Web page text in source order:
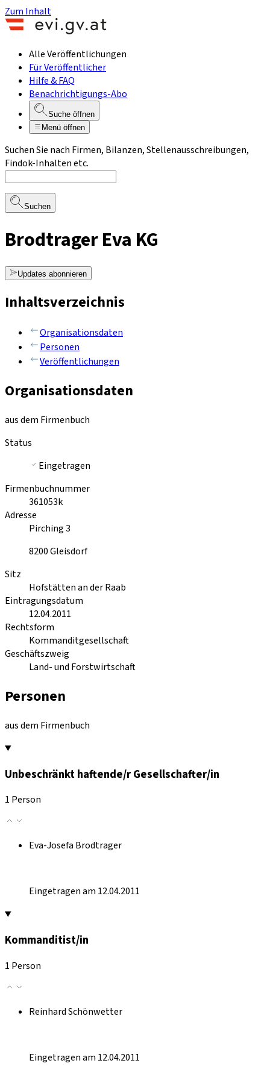
Zum Inhalt
Alle Veröffentlichungen
Für Veröffentlicher
Hilfe & FAQ
Benachrichtigungs-Abo
Suche öffnen
Menü öffnen
Suchen Sie nach Firmen, Bilanzen, Stellenausschreibungen,
Findok-Inhalten etc.
Suchen
Brodtrager Eva KG
Updates abonnieren
Inhaltsverzeichnis
Organisationsdaten
Personen
Veröffentlichungen
Organisationsdaten
aus dem Firmenbuch
Status
Eingetragen
Firmenbuchnummer
361053k
Adresse
Pirching 3
8200Gleisdorf
Sitz
Hofstätten an der Raab
Eintragungsdatum
12.04.2011
Rechtsform
Kommanditgesellschaft
Geschäftszweig
Land- und Forstwirtschaft
Personen
aus dem Firmenbuch
Unbeschränkt haftende/r Gesellschafter/in
1 Person
Eva-Josefa Brodtrager
Eingetragen am 12.04.2011
Kommanditist/in
1 Person
Reinhard Schönwetter
Eingetragen am 12.04.2011